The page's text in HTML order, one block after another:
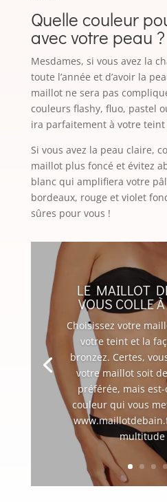
Quelle couleur
avec votre peau ?
Mesdames, si vous avez la
toute l’année et d’avoir la
maillot ne sera pas
couleurs flashy, fluo, pastel
ira parfaitement à votre teint
Si vous avez la peau claire,
maillot plus foncé et évitez
blanc qui amplifiera votre
bordeaux, rouge et violet
sûres pour vous !
LE MAILLOT
VOUS COLLE
Choisissez votre
votre teint et la
bronzez. Certes,
votre maillot soit
préférée, mais
couleur qui vous
multitude